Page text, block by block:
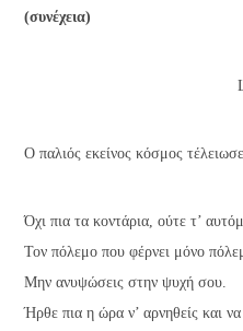
(συνέχεια)
Ο παλιός εκείνος κόσμος τέλειωσε
Όχι πια τα κοντάρια, ούτε τ’
Τον πόλεμο που φέρνει μόνο
Μην ανυψώσεις στην ψυχή σου.
Ήρθε πια η ώρα ν’ αρνηθείς και